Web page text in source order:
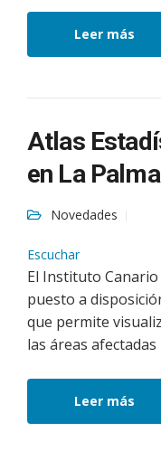
Leer más
Atlas
en La Palma
Novedades
Escuchar
El Instituto Canario
puesto a
que permite
las áreas
Leer más